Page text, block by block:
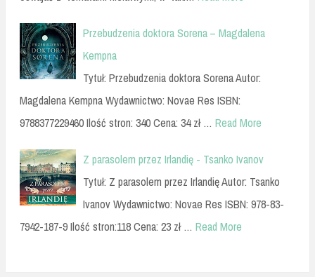
Przebudzenia doktora Sorena – Magdalena
Kempna
Tytuł: Przebudzenia doktora Sorena Autor:
Magdalena Kempna Wydawnictwo: Novae Res ISBN:
9788377229460 Ilość stron: 340 Cena: 34 zł … Read More
Z parasolem przez Irlandię - Tsanko Ivanov
Tytuł: Z parasolem przez Irlandię Autor: Tsanko
Ivanov Wydawnictwo: Novae Res ISBN: 978-83-
7942-187-9 Ilość stron:118 Cena: 23 zł … Read More